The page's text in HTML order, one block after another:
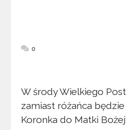
0
W środy Wielkiego
zamiast różańca
Koronka do Matki